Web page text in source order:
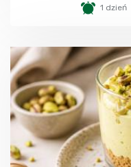
1 dzień